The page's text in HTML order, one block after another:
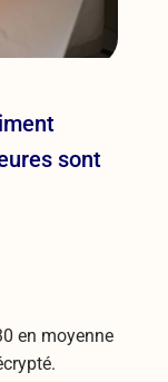
sont
en moyenne